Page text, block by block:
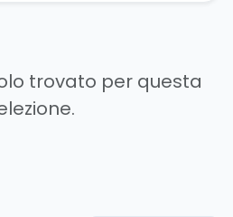
trovato per questa